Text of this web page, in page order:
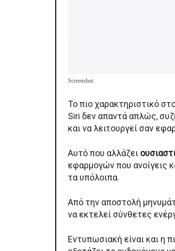
Screenshot
Το πιο χαρακτηριστικό
Siri δεν απαντά απλώς,
και να λειτουργεί σαν
Αυτό που αλλάζει
εφαρμογών που ανοίγεις
τα υπόλοιπα.
Από την αποστολή
να εκτελεί σύνθετες
Εντυπωσιακή είναι και η